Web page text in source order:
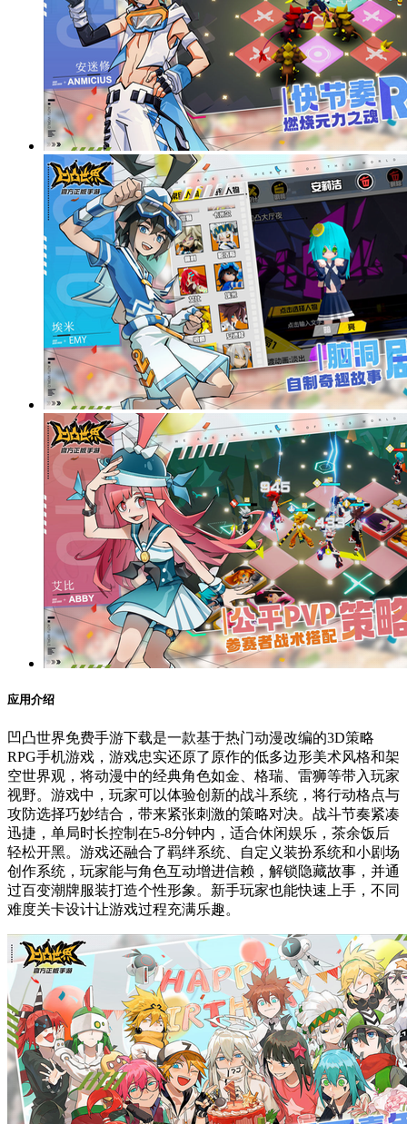
应用介绍
凹凸世界免费手游下载是一款基于热门动漫改编的3D策略
RPG手机游戏，游戏忠实还原了原作的低多边形美术风格和架
空世界观，将动漫中的经典角色如金、格瑞、雷狮等带入玩家
视野。游戏中，玩家可以体验创新的战斗系统，将行动格点与
攻防选择巧妙结合，带来紧张刺激的策略对决。战斗节奏紧凑
迅捷，单局时长控制在5-8分钟内，适合休闲娱乐，茶余饭后
轻松开黑。游戏还融合了羁绊系统、自定义装扮系统和小剧场
创作系统，玩家能与角色互动增进信赖，解锁隐藏故事，并通
过百变潮牌服装打造个性形象。新手玩家也能快速上手，不同
难度关卡设计让游戏过程充满乐趣。